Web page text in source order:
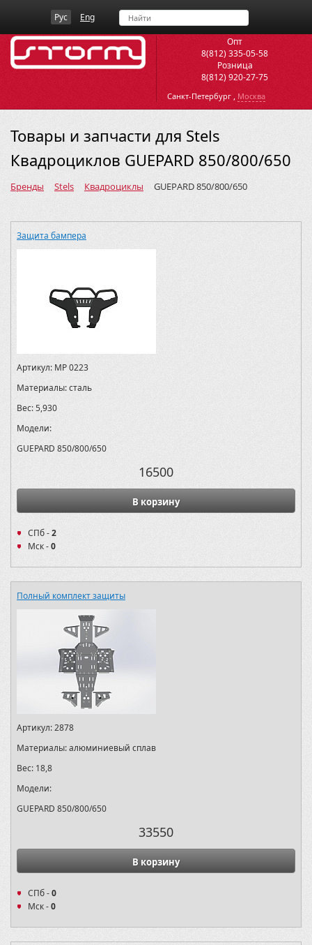
Рус Eng
Опт
8(812) 335-05-58
Розница
8(812) 920-27-75
Санкт-Петербург , Москва
Товары и запчасти для Stels
Квадроциклов GUEPARD 850/800/650
Бренды Stels Квадроциклы GUEPARD 850/800/650
Защита бампера
Артикул: MP 0223
Материалы:сталь
Вес:5,930
Модели:
GUEPARD 850/800/650
16500
В корзину
СПб -2
Мск -0
Полный комплект защиты
Артикул:2878
Материалы:алюминиевый сплав
Вес: 18,8
Модели:
GUEPARD 850/800/650
33550
В корзину
СПб -0
Мск -0